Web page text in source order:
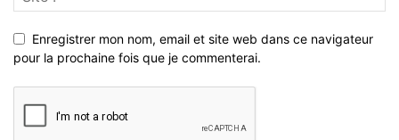
Enregistrer mon nom, email et site web dans ce navigateur
pour la prochaine fois que je commenterai.